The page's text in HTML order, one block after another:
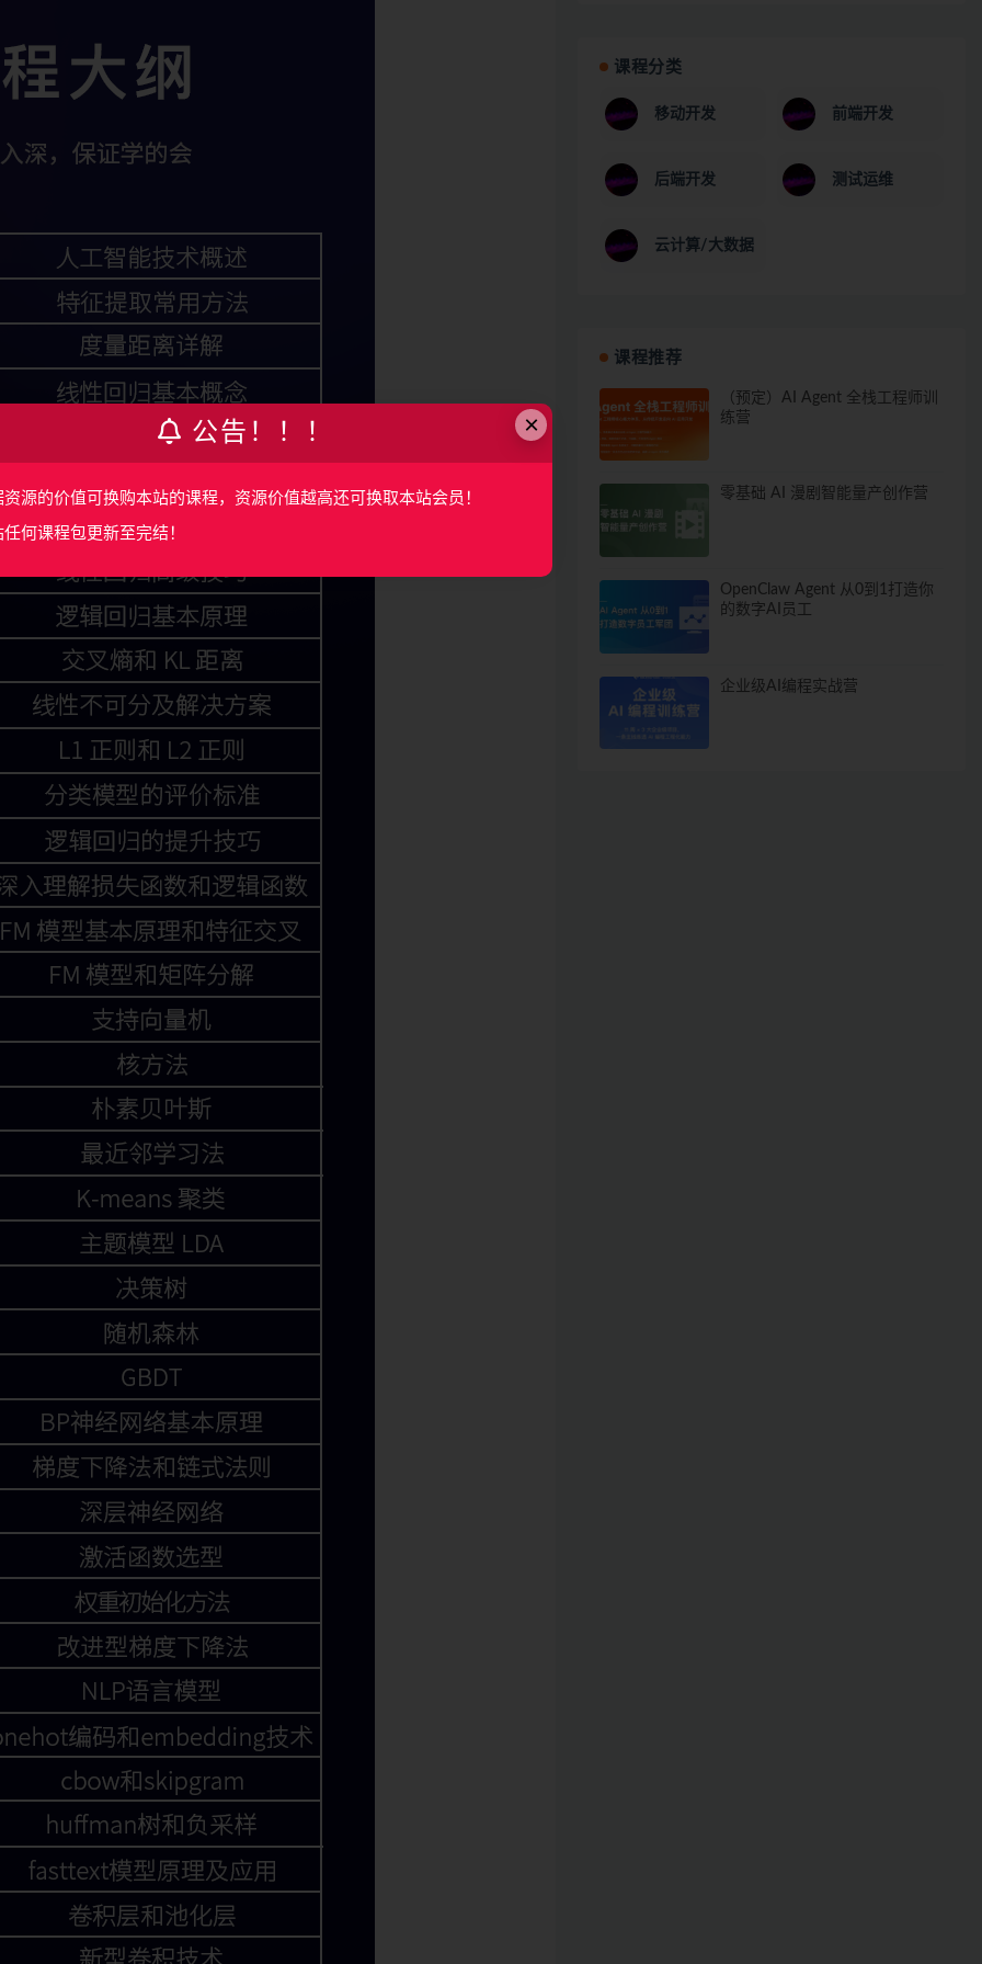
课程分类
移动开发 前端开发
后端开发 测试运维
云计算/大数据
课程推荐
（预定）AI Agent 全栈工程师训
练营
零基础 AI 漫剧智能量产创作营
OpenClaw Agent 从0到1打造你
的数字AI员工
企业级AI编程实战营
×
公告！！！
资源的价值可换购本站的课程，资源价值越高还可换取本站会员！
任何课程包更新至完结！